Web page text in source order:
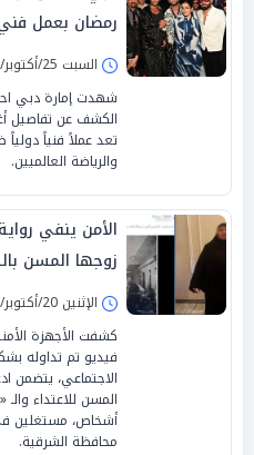
رمضان بعمل
السبت 25/أكتوبر/2025 - 05:59 م
شهدت إمارة دبي
الكشف عن تفاصيل
تعد عملاً فنياً
والرياضة العالميين.
الأمن ينفي
زوجها المسن
الإثنين 20/أكتوبر/2025 - 03:15 م
كشفت الأجهزة
فيديو تم تداوله
الاجتماعي، يتضمن
المسن للاعتداء
أشخاص، مستغلين
محافظة الشرقية.